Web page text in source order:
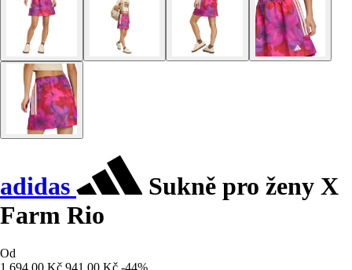
adidas
Sukně pro ženy X
Farm Rio
Od